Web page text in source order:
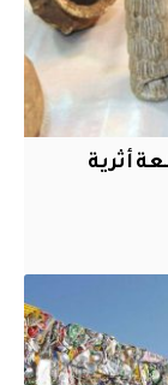
من 5 آلاف قطعة أثرية